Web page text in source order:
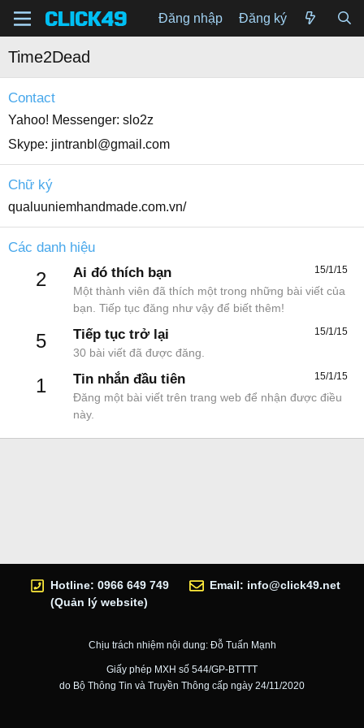
Đăng nhập Đăng ký
Time2Dead
Contact
Yahoo! Messenger slo2z
Skype jintranbl@gmail.com
Chữ ký
qualuuniemhandmade.com.vn/
Các danh hiệu
2 15/1/15
Ai đó thích bạn
Một thành viên đã thích một trong những bài viết của
bạn. Tiếp tục đăng như vậy để biết thêm!
5 15/1/15
Tiếp tục trở lại
30 bài viết đã được đăng.
1 15/1/15
Tin nhắn đầu tiên
Đăng một bài viết trên trang web để nhận được điều
này.
Hotline: 0966 649 749
(Quản lý website)
Email: info@click49.net
Chịu trách nhiệm nội dung: Đỗ Tuấn Mạnh
Giấy phép MXH số 544/GP-BTTTT
do Bộ Thông Tin và Truyền Thông cấp ngày 24/11/2020